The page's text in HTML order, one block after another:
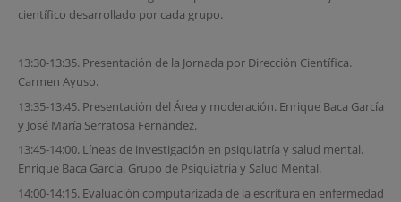
científico desarrollado por cada grupo.
13:30-13:35. Presentación de la Jornada por Dirección Científica.
Carmen Ayuso.
13:35-13:45. Presentación del Área y moderación. Enrique Baca García
y José María Serratosa Fernández.
13:45-14:00. Líneas de investigación en psiquiatría y salud mental.
Enrique Baca García. Grupo de Psiquiatría y Salud Mental.
14:00-14:15. Evaluación computarizada de la escritura en enfermedad